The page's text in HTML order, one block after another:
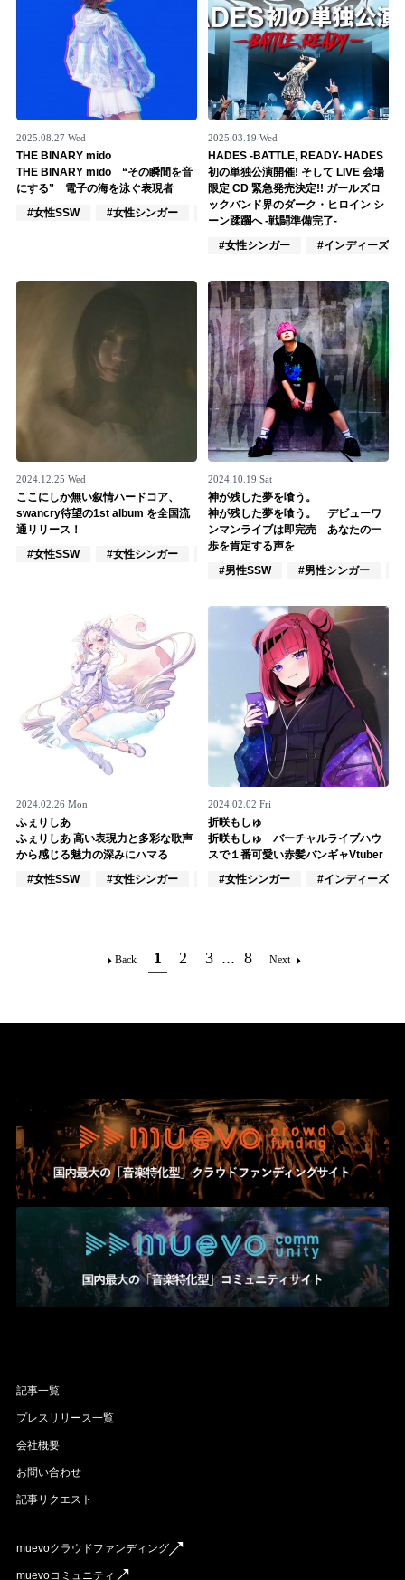
2025.08.27 Wed
THE BINARY mido
THE BINARY mido “その瞬間を音
にする” 電子の海を泳ぐ表現者
#女性SSW
#女性シンガー #女性ユニット
2025.03.19 Wed
HADES -BATTLE, READY- HADES
初の単独公演開催! そして LIVE 会場
限定 CD 緊急発売決定!! ガールズロ
ックバンド界のダーク・ヒロイン シ
ーン蹂躙へ -戦闘準備完了-
#女性シンガー
#インディーズ
2024.12.25 Wed
ここにしか無い叙情ハードコア、
swancry待望の1st album を全国流
通リリース！
#女性SSW
#女性シンガー #エモ/スクリーモ
2024.10.19 Sat
神が残した夢を喰う。
神が残した夢を喰う。 デビューワ
ンマンライブは即完売 あなたの一
歩を肯定する声を
#男性SSW
#男性シンガー
2024.02.26 Mon
ふぇりしあ
ふぇりしあ 高い表現力と多彩な歌声
から感じる魅力の深みにハマる
#女性SSW
#女性シンガー #女性アイドル
2024.02.02 Fri
折咲もしゅ
折咲もしゅ バーチャルライブハウ
スで１番可愛い赤髪バンギャVtuber
#女性シンガー
#インディーズ
Back 1 2 3 ... 8 Next
記事一覧
プレスリリース一覧
会社概要
お問い合わせ
記事リクエスト
muevoクラウドファンディング
muevoコミュニティ